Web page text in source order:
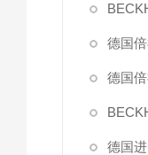
德国
德国
德国